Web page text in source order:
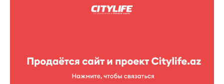
Nasimi Park Center